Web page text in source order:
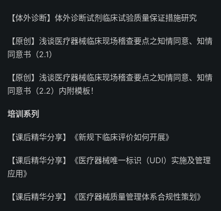
【体外诊断】体外诊断试剂临床试验质量保证措施研究
【原创】浅谈医疗器械临床现场稽查要点之知情同意、知情
同意书（2.1）
【原创】浅谈医疗器械临床现场稽查要点之知情同意、知情
同意书（2.2）内附模板！
培训系列
【课后精华分享】《新规下临床评价如何开展》
【课后精华分享】《医疗器械唯一标识（UDI）实施及管理
应用》
【课后精华分享】《医疗器械质量管理体系合规性策划》